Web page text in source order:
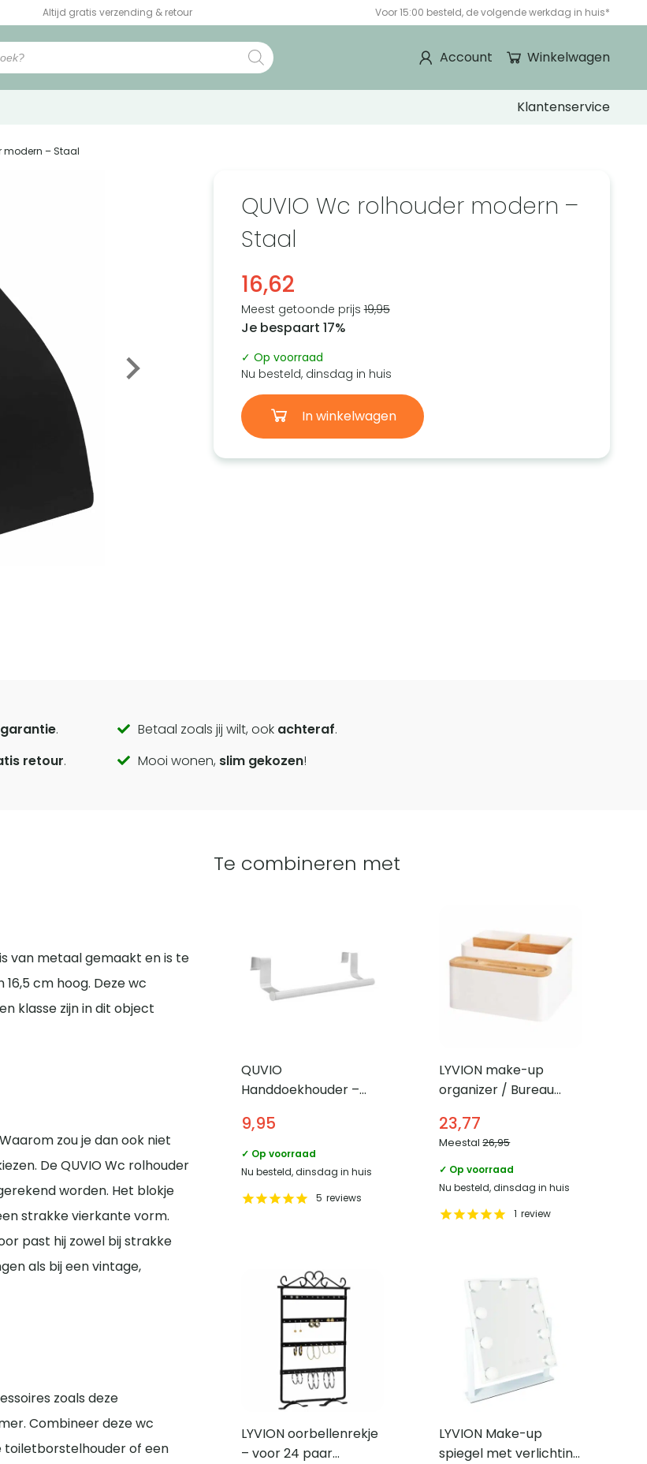
Altijd gratis verzending & retour Voor 15:00 besteld, de volgende werkdag in huis*
Winkelwagen
Account
Klantenservice
modern – Staal
QUVIO Wc rolhouder modern –
Staal
16,62
Meest getoonde prijs19,95
Je bespaart 17%
✓ Op voorraad
Nu besteld, dinsdag in huis
In winkelwagen
. Betaal zoals jij wilt, ook achteraf.
retour. Mooi wonen, slim gekozen!
van metaal gemaakt en is te
cm hoog. Deze wc
klasse zijn in dit object
zou je dan ook niet
De QUVIO Wc rolhouder
worden. Het blokje
strakke vierkante vorm.
past hij zowel bij strakke
als bij een vintage,
zoals deze
Combineer deze wc
toiletborstelhouder of een
Te combineren met
QUVIO
Handdoekhouder –
9,95
✓ Op voorraad
Nu besteld, dinsdag in huis
5 reviews
LYVION make-up
organizer / Bureau
en hout
23,77
Meestal26,95
✓ Op voorraad
Nu besteld, dinsdag in huis
1 review
LYVION oorbellenrekje
– voor 24 paar
LYVION Make-up
spiegel met verlichting